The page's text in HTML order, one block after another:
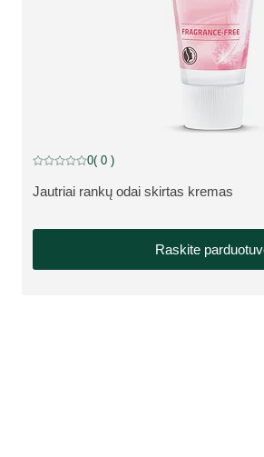
APIE PRODUKTĄ:
Jautriai rankų odai skirtas kremas
Dabartinis įvertinimas: 0 iš 5 žvaigždučių
0( 0 )
Raskite